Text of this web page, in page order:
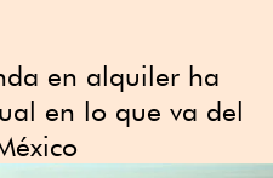
en alquiler ha
en lo que va del